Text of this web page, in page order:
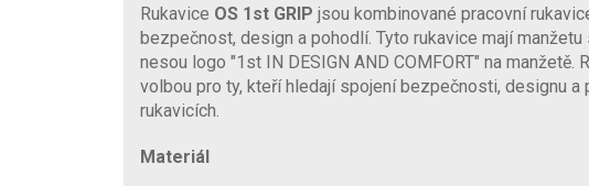
Rukavice OS 1st GRIP jsou kombinované pracovní
bezpečnost, design a pohodlí. Tyto rukavice mají
nesou logo "1st IN DESIGN AND COMFORT" na manžetě.
volbou pro ty, kteří hledají spojení bezpečnosti, designu a
rukavicích.
Materiál